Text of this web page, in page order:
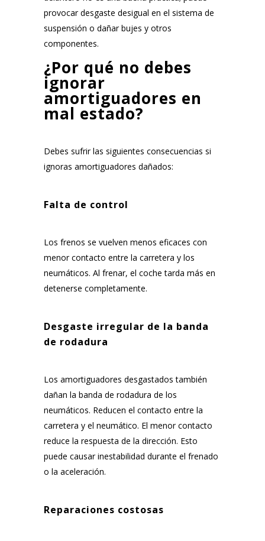
provocar desgaste desigual en el sistema de
suspensión o dañar bujes y otros
componentes.
¿Por qué no debes
ignorar
amortiguadores en
mal estado?
Debes sufrir las siguientes consecuencias si
ignoras amortiguadores dañados:
Falta de control
Los frenos se vuelven menos eficaces con
menor contacto entre la carretera y los
neumáticos. Al frenar, el coche tarda más en
detenerse completamente.
Desgaste irregular de la banda
de rodadura
Los amortiguadores desgastados también
dañan la banda de rodadura de los
neumáticos. Reducen el contacto entre la
carretera y el neumático. El menor contacto
reduce la respuesta de la dirección. Esto
puede causar inestabilidad durante el frenado
o la aceleración.
Reparaciones costosas